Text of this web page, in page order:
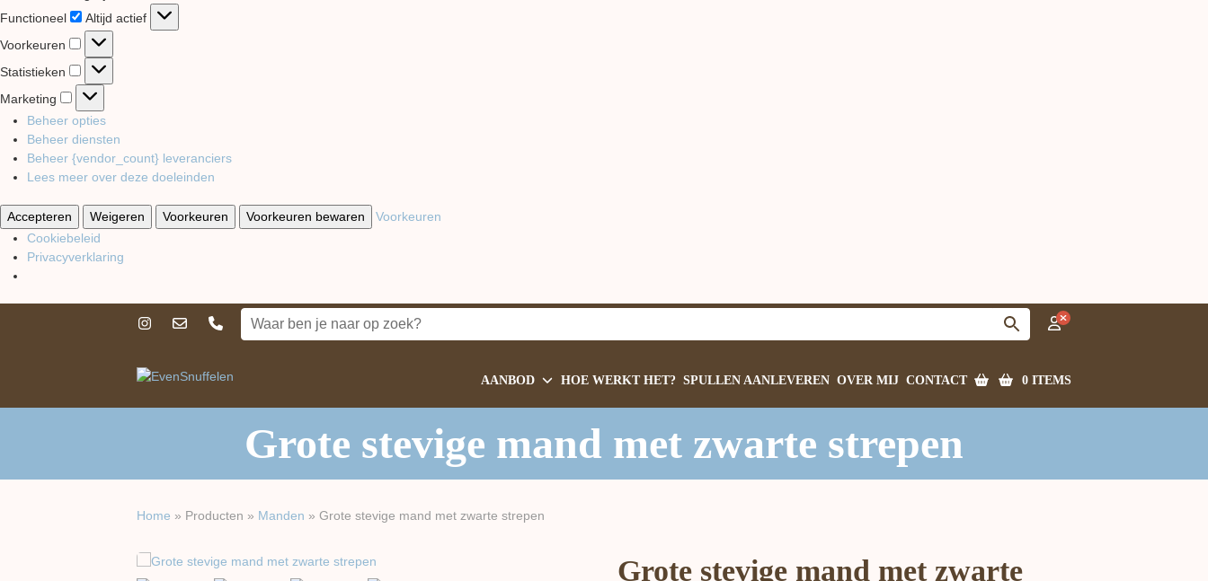
Functioneel
Functioneel
Altijd actief
Voorkeuren
Voorkeuren
Statistieken Statistieken
Marketing
Marketing
Beheer opties
Beheer diensten
Beheer {vendor_count} leveranciers
Lees meer over deze doeleinden
Accepteren Weigeren Voorkeuren Voorkeuren bewaren
Voorkeuren
Cookiebeleid
Privacyverklaring
AANBOD HOE WERKT HET? SPULLEN AANLEVEREN OVER MIJ CONTACT 0 ITEMS
Grote stevige mand met zwarte strepen
Home » Producten » Manden » Grote stevige mand met zwarte strepen
Grote stevige mand met zwarte